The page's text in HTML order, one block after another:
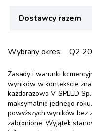
Dostawcy razem
Wybrany okres:
Zasady i warunki
wyników w kontekście
każdorazowo V-SPEED
maksymalnie jednego
powyższych wyników bez
zabronione. Wyjątek